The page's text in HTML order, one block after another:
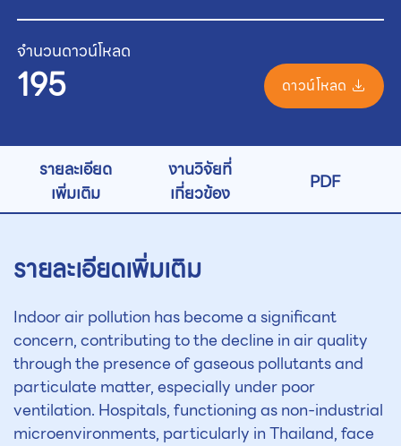
จำนวนดาวน์โหลด
195 ดาวน์โหลด
รายละเอียด
เพิ่มเติม
งานวิจัยที่
เกี่ยวข้อง
PDF
รายละเอียดเพิ่มเติม
Indoor air pollution has become a significant
concern, contributing to the decline in air quality
through the presence of gaseous pollutants and
particulate matter, especially under poor
ventilation. Hospitals, functioning as non-industrial
microenvironments, particularly in Thailand, face